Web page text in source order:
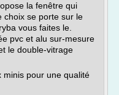
la fenêtre qui
choix se porte sur le
vous faites le.
pvc et alu sur-mesure
le double-vitrage
minis pour une qualité